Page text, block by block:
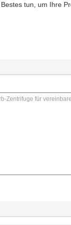
tun, um Ihre